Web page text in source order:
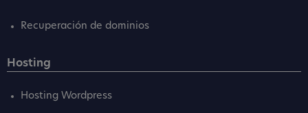
Recuperación de dominios
Hosting
Hosting Wordpress